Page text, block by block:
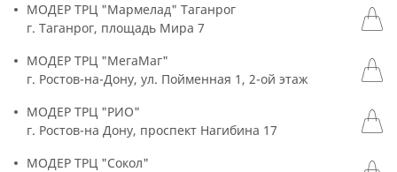
МОДЕР ТРЦ "Мармелад" Таганрог
г. Таганрог, площадь Мира 7
МОДЕР ТРЦ "МегаМаг"
г. Ростов-на-Дону, ул. Пойменная 1, 2-ой этаж
МОДЕР ТРЦ "РИО"
г. Ростов-на Дону, проспект Нагибина 17
МОДЕР ТРЦ "Сокол"